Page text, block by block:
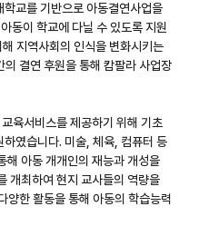
교를 기반으로 아동결연사업을
동이 학교에 다닐 수 있도록 지원
지역사회의 인식을 변화시키는
결연 후원을 통해 캄팔라 사업장
육서비스를 제공하기 위해 기초
였습니다. 미술, 체육, 컴퓨터 등
해 아동 개개인의 재능과 개성을
개최하여 현지 교사들의 역량을
양한 활동을 통해 아동의 학습능력